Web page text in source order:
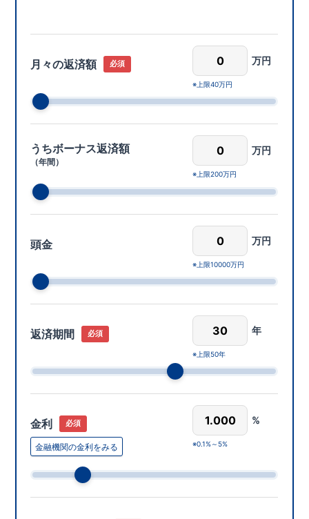
月々の返済額 必須 万円
上限40万円
うちボーナス返済額
（年間）
万円
上限200万円
頭金 万円
上限10000万円
返済期間 必須 年
上限50年
金利
金融機関の金利をみる
必須 %
0.1%～5%